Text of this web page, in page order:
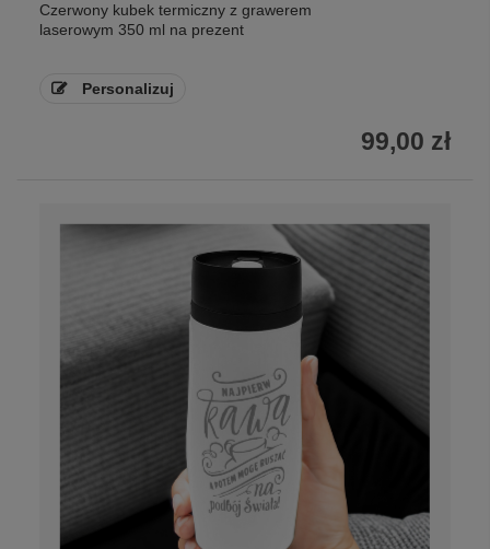
Czerwony kubek termiczny z grawerem
laserowym 350 ml na prezent
Personalizuj
99,00 zł